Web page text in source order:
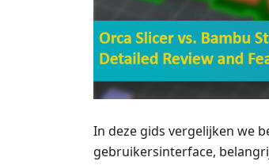
In deze gids vergelijken we
gebruikersinterface,